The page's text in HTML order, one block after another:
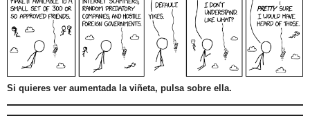
Si quieres ver aumentada la viñeta, pulsa sobre ella.